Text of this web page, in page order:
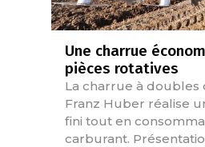
Une charrue
pièces rotatives
La charrue à doubles
Franz Huber réalise
fini tout en
carburant.